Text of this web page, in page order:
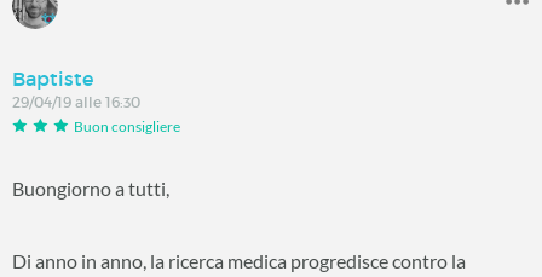
Baptiste
29/04/19 alle 16:30
Buon consigliere
Buongiorno a tutti,
Di anno in anno, la ricerca medica progredisce contro la